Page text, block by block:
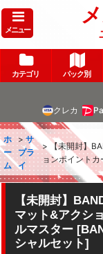
メニュー
カテゴリ パック別
クレカ
ホ
ー
ム
> サ
プラ
イ
> 【未開封】
ョンポイントカ
【未開封】
マット&アクシ
ルマスター [
シャルセット]